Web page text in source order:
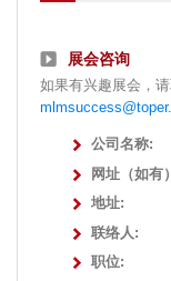
展会咨询
如果有兴趣展会，
公司名称:
网址（如有
地址:
联络人:
职位: